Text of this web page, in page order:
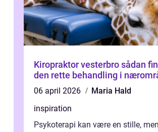
Kiropraktor vesterbro sådan finder du
den rette behandling i
06 april 2026
Maria Hald
inspiration
Psykoterapi kan være en stille,